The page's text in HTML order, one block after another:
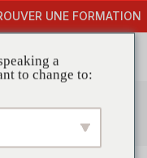
UNE FORMATION
a
to change to: